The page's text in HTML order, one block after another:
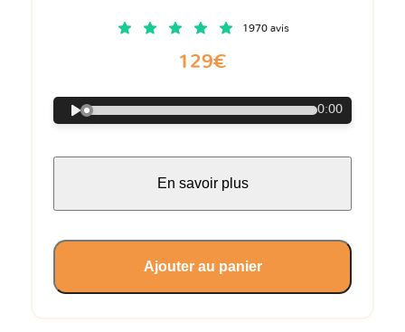
1970 avis
129€
0:00
En savoir plus
Ajouter au panier